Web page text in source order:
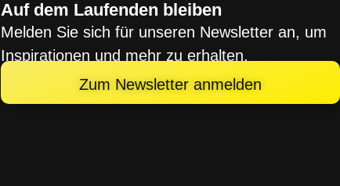
Auf dem Laufenden bleiben
Melden Sie sich für unseren Newsletter an, um
Inspirationen und mehr zu erhalten.
Zum Newsletter anmelden